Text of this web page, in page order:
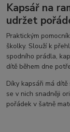
Kapsář na
udržet
Praktickým
školky. Slouží k
spodního prádla,
dítě během dne
Díky kapsáři má
se v nich snadněji
pořádek v šatně